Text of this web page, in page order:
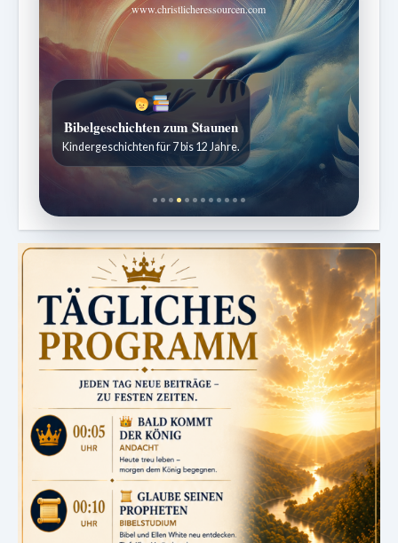
www.christlicheressourcen.com
Sabbatschule mit Pastor Mark Finley
Wöchentliche Lektionen verständlich erklärt.